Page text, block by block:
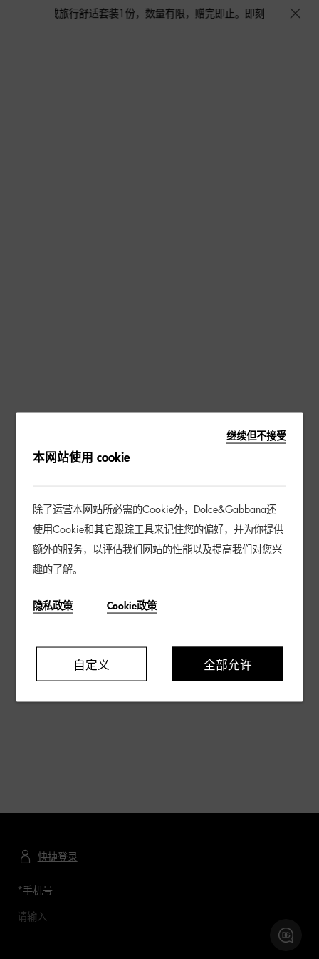
香水或旅行舒适套装1份，数量有限，赠完即止。即刻选购，尊享
快捷登录
*手机号
继续但不接受
本网站使用 cookie
除了运营本网站所必需的Cookie外，Dolce&Gabbana还
使用Cookie和其它跟踪工具来记住您的偏好，并为你提供
额外的服务，以评估我们网站的性能以及提高我们对您兴
趣的了解。
隐私政策 Cookie政策
自定义 全部允许